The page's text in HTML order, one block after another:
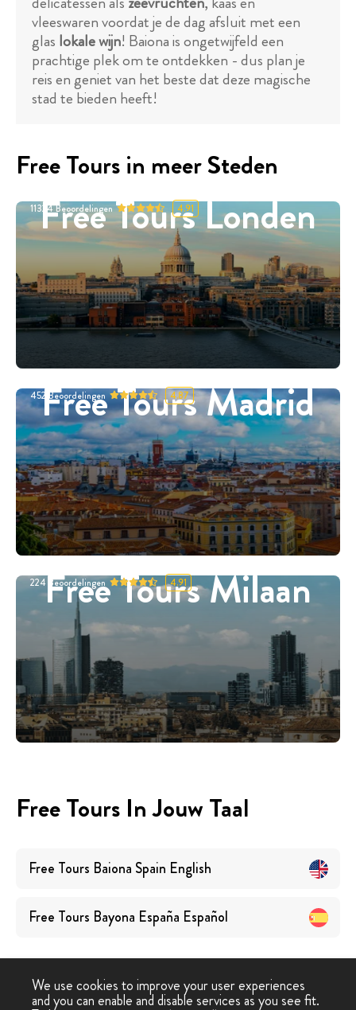
vleeswaren voordat je de dag afsluit met een
glas lokale wijn! Baiona is ongetwijfeld een
prachtige plek om te ontdekken - dus plan je
reis en geniet van het beste dat deze magische
stad te bieden heeft!
Free Tours in meer Steden
Free Tours Londen
11324Beoordelingen 4.91
Free Tours Madrid
452 Beoordelingen 4.87
Free Tours Milaan
224 Beoordelingen 4.91
Free Tours In Jouw Taal
Free Tours Baiona Spain English
Free Tours Bayona España Español
We use cookies to improve your user experiences
and you can enable and disable services as you see fit.